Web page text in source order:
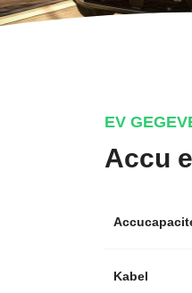
EV
Accu
Kabel